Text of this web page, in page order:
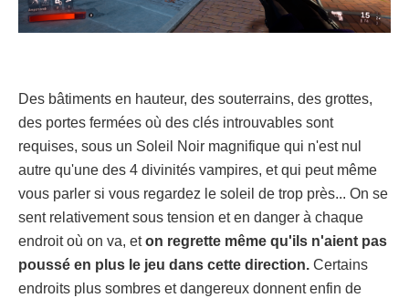
Des bâtiments en hauteur, des souterrains, des grottes,
des portes fermées où des clés introuvables sont
requises, sous un Soleil Noir magnifique qui n'est nul
autre qu'une des 4 divinités vampires, et qui peut même
vous parler si vous regardez le soleil de trop près... On se
sent relativement sous tension et en danger à chaque
endroit où on va, eton regrette même qu'ils n'aient pas
poussé en plus le jeu dans cette direction. Certains
endroits plus sombres et dangereux donnent enfin de